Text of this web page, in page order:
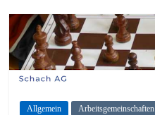
Allgemein Arbeitsgemeinschaften